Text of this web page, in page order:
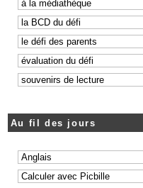
Au fil des jours